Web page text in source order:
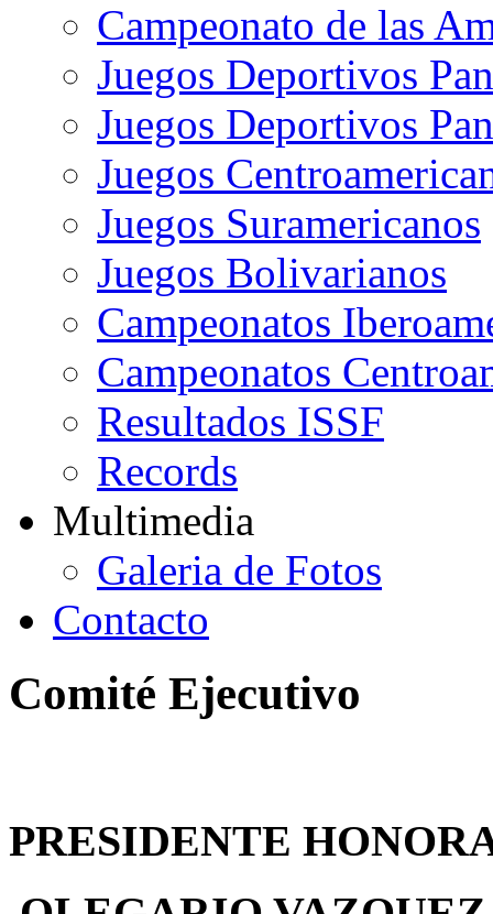
Campeonato de las
Juegos Deportivos
Juegos Deportivos
Juegos
Juegos Suramericanos
Juegos Bolivarianos
Campeonatos
Campeonatos
Resultados ISSF
Records
Multimedia
Galeria de Fotos
Contacto
Comité Ejecutivo
PRESIDENTE